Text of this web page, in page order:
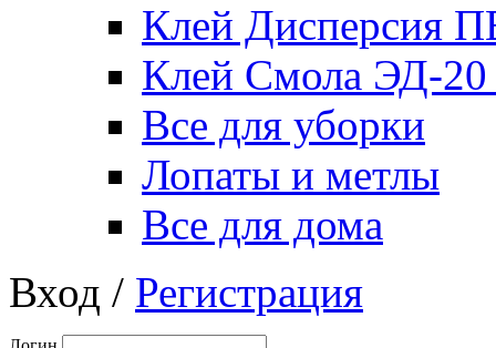
Клей Дисперсия
Клей Смола ЭД-20
Все для уборки
Лопаты и метлы
Все для дома
Вход / Регистрация